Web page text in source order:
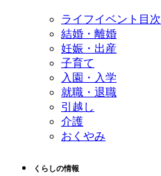
ライフイベント目次
結婚・離婚
妊娠・出産
子育て
入園・入学
就職・退職
引越し
介護
おくやみ
くらしの情報